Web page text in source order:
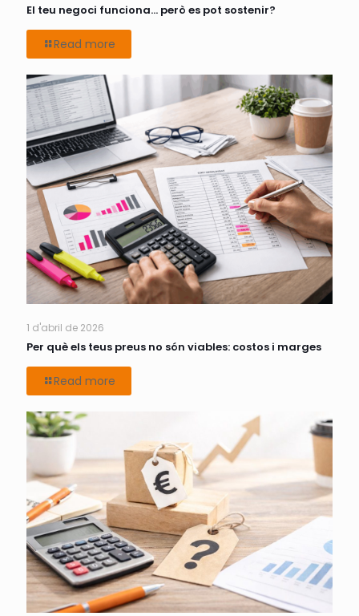
El teu negoci funciona… però es pot sostenir?
Read more
1 d'abril de 2026
Per què els teus preus no són viables: costos i marges
Read more